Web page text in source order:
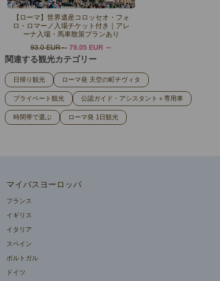
【ローマ】世界遺産コロッセオ・フォ
ロ・ロマーノ入場チケット付き｜アレ
ーナ入場・馬車散策プランあり
93.0 EUR
79.05 EUR
関連する観光カテゴリー
日帰り観光 ローマ発 天空の町チヴィタ
プライベート観光 公認ガイド・アシスタント＋専用車
時間帯で選ぶ ローマ発 1日観光
マイバスヨーロッパ
フランス
イギリス
イタリア
スペイン
ポルトガル
ドイツ